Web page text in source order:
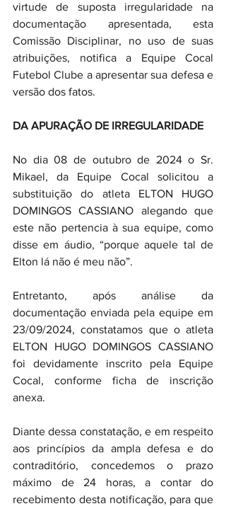
virtude de suposta irregularidade na
documentação apresentada, esta
Comissão Disciplinar, no uso de suas
atribuições, notifica a Equipe Cocal
Futebol Clube a apresentar sua defesa e
versão dos fatos.
DA APURAÇÃO DE IRREGULARIDADE
No dia 08 de outubro de 2024 o Sr.
Mikael, da Equipe Cocal solicitou a
substituição do atleta ELTON HUGO
DOMINGOS CASSIANO alegando que
este não pertencia à sua equipe, como
disse em áudio, “porque aquele tal de
Elton lá não é meu não”.
Entretanto, após análise da
documentação enviada pela equipe em
23/09/2024, constatamos que o atleta
ELTON HUGO DOMINGOS CASSIANO
foi devidamente inscrito pela Equipe
Cocal, conforme ficha de inscrição
anexa.
Diante dessa constatação, e em respeito
aos princípios da ampla defesa e do
contraditório, concedemos o prazo
máximo de 24 horas, a contar do
recebimento desta notificação, para que